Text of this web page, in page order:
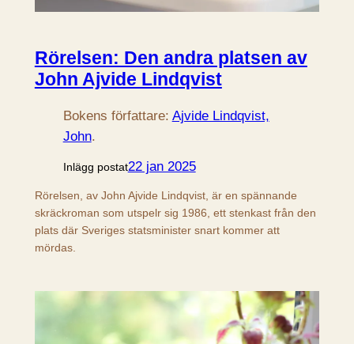
Rörelsen: Den andra platsen av
John Ajvide Lindqvist
Bokens författare: Ajvide Lindqvist,
John.
Inlägg postat22 jan 2025
Rörelsen, av John Ajvide Lindqvist, är en spännande
skräckroman som utspelr sig 1986, ett stenkast från den
plats där Sveriges statsminister snart kommer att
mördas.